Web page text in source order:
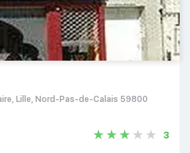
Lille, Nord-Pas-de-Calais 59800
3